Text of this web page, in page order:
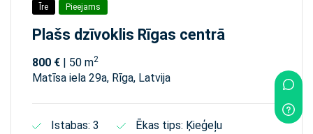
Īre Pieejams
Plašs dzīvoklis Rīgas centrā
800 € | 50 m2
Matīsa iela 29а, Rīga, Latvija
Istabas: 3 Ēkas tips: Ķieģeļu